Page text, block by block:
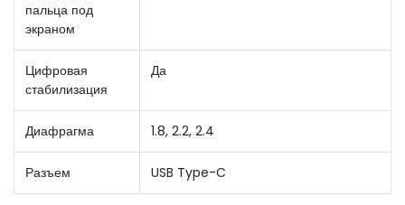
пальца под
экраном
Цифровая
стабилизация
Да
Диафрагма 1.8, 2.2, 2.4
Разъем USB Type-C